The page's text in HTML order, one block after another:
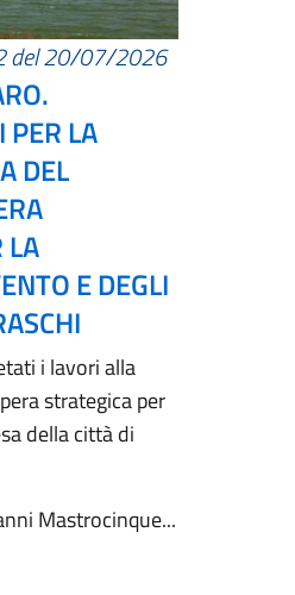
del 20/07/2026
PER LA
DEL
LA
E DEGLI
i lavori alla
strategica per
della città di
Mastrocinque...